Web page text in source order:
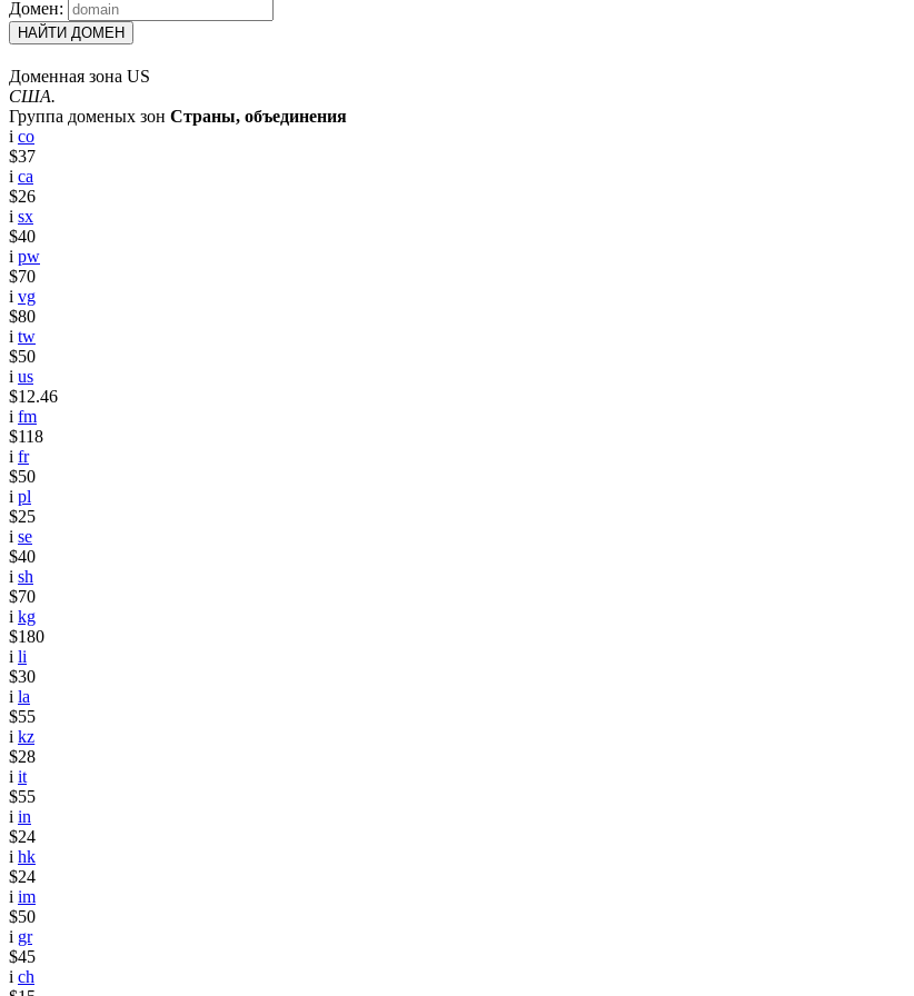
Домен:
НАЙТИ ДОМЕН
Доменная зона US
США.
Группа доменых зон Страны, объединения
i co
$37
i ca
$26
i sx
$40
i pw
$70
i vg
$80
i tw
$50
i us
$12.46
i fm
$118
i fr
$50
i pl
$25
i se
$40
i sh
$70
i kg
$180
i li
$30
i la
$55
i kz
$28
i it
$55
i in
$24
i hk
$24
i im
$50
i gr
$45
i ch